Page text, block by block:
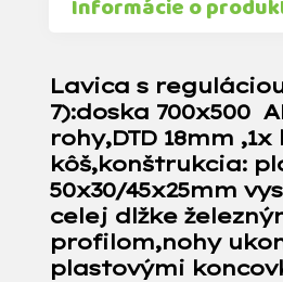
Informácie o
Lavica s
7):doska 700x500
rohy,DTD 18mm ,1x
kôš,konštrukcia:
50x30/45x25mm
celej dlžke
profilom,nohy
plastovými